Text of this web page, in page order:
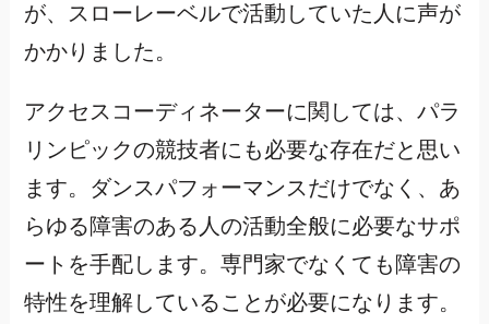
が、スローレーベルで活動していた人に声が
かかりました。
アクセスコーディネーターに関しては、パラ
リンピックの競技者にも必要な存在だと思い
ます。ダンスパフォーマンスだけでなく、あ
らゆる障害のある人の活動全般に必要なサポ
ートを手配します。専門家でなくても障害の
特性を理解していることが必要になります。